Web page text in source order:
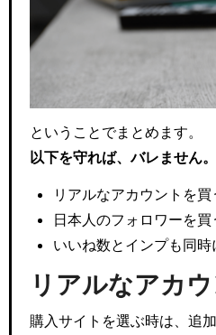
ということでまとめます。
以下を守れば、バレません。
リアルなアカウントを買
日本人のフォロワーを買
いいね数とインプも同時
リアルなアカ
購入サイトを選ぶ時は、追